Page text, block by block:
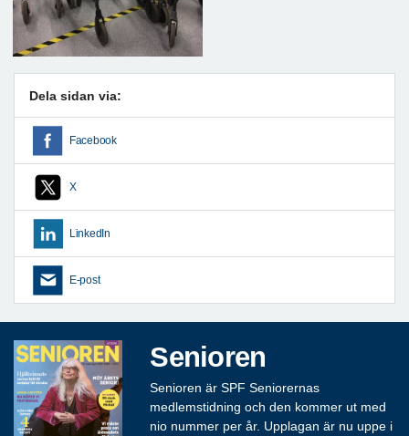
Dela sidan via:
Facebook
X
LinkedIn
E-post
Senioren
Senioren är SPF Seniorernas
medlemstidning och den kommer ut med
nio nummer per år. Upplagan är nu uppe i